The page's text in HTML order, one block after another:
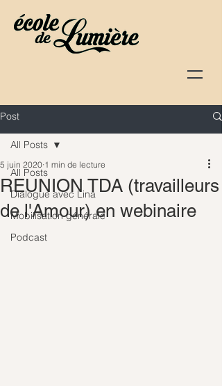
Post
All Posts
Dialogue avec Lina
Mobilisation générale
Podcast
All Posts
REUNION TDA (travailleurs
de l'Amour) en webinaire
5 juin 2020 1 min de lecture